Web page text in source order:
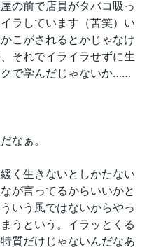
の前で店員がタバコ吸っ
ラしています（苦笑）い
こがされるとかじゃなけ
それでイライラせずに生
で学んだじゃないか……
なぁ。
く生きないとしかたない
が言ってるからいいかと
いう風ではないからやっ
うという。イラッとくる
質だけじゃないんだなあ